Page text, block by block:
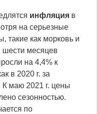
инфляция в
на серьезные
такие как морковь и
шести месяцев
на 4,4% к
в 2020 г. за
К маю 2021 г. цены
сезонностью.
по